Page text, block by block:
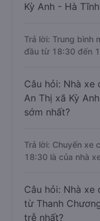
Kỳ Anh - Hà
Trả lời: Trung bình
đầu từ 18:30 đến
Câu hỏi: Nhà xe
An Thị xã Kỳ
sớm nhất?
Trả lời: Chuyến xe
18:30 là của nhà
Câu hỏi: Nhà xe
từ Thanh
trễ nhất?